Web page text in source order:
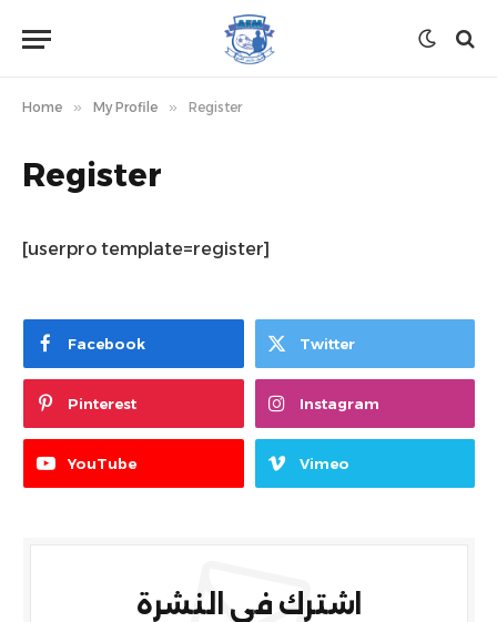
Home » My Profile » Register
Register
[userpro template=register]
Facebook Twitter
Pinterest Instagram
YouTube Vimeo
اشترك في النشرة